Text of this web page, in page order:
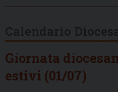
Giornata
estivi (01/07)